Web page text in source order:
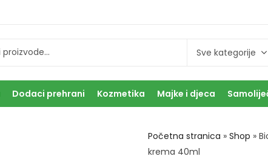
Dodaci prehrani Kozmetika Majke i djeca
Početna stranica » Shop »
krema 40ml